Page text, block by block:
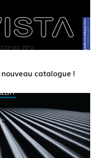
catalogue !